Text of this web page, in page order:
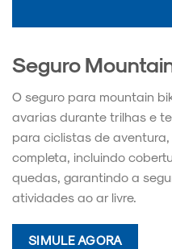
Seguro
O seguro para mountain
avarias durante trilhas e
para ciclistas de
completa, incluindo
quedas, garantindo a
atividades ao ar livre.
SIMULE AGORA